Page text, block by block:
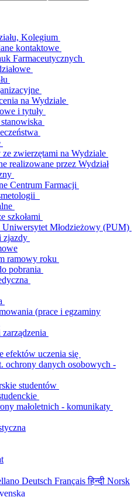
Kolegium
kontaktowe
Farmaceutycznych
na Wydziale
i tytuły
ze zwierzętami na Wydziale
realizowane przez Wydział
Centrum Farmacji
szkołami
Młodzieżowy (PUM)
zjazdy
ramowy roku
pobrania
(prace i egzaminy
efektów uczenia się
ochrony danych osobowych -
studentów
małoletnich - komunikaty
Deutsch Françaisहिन्दी Norsk